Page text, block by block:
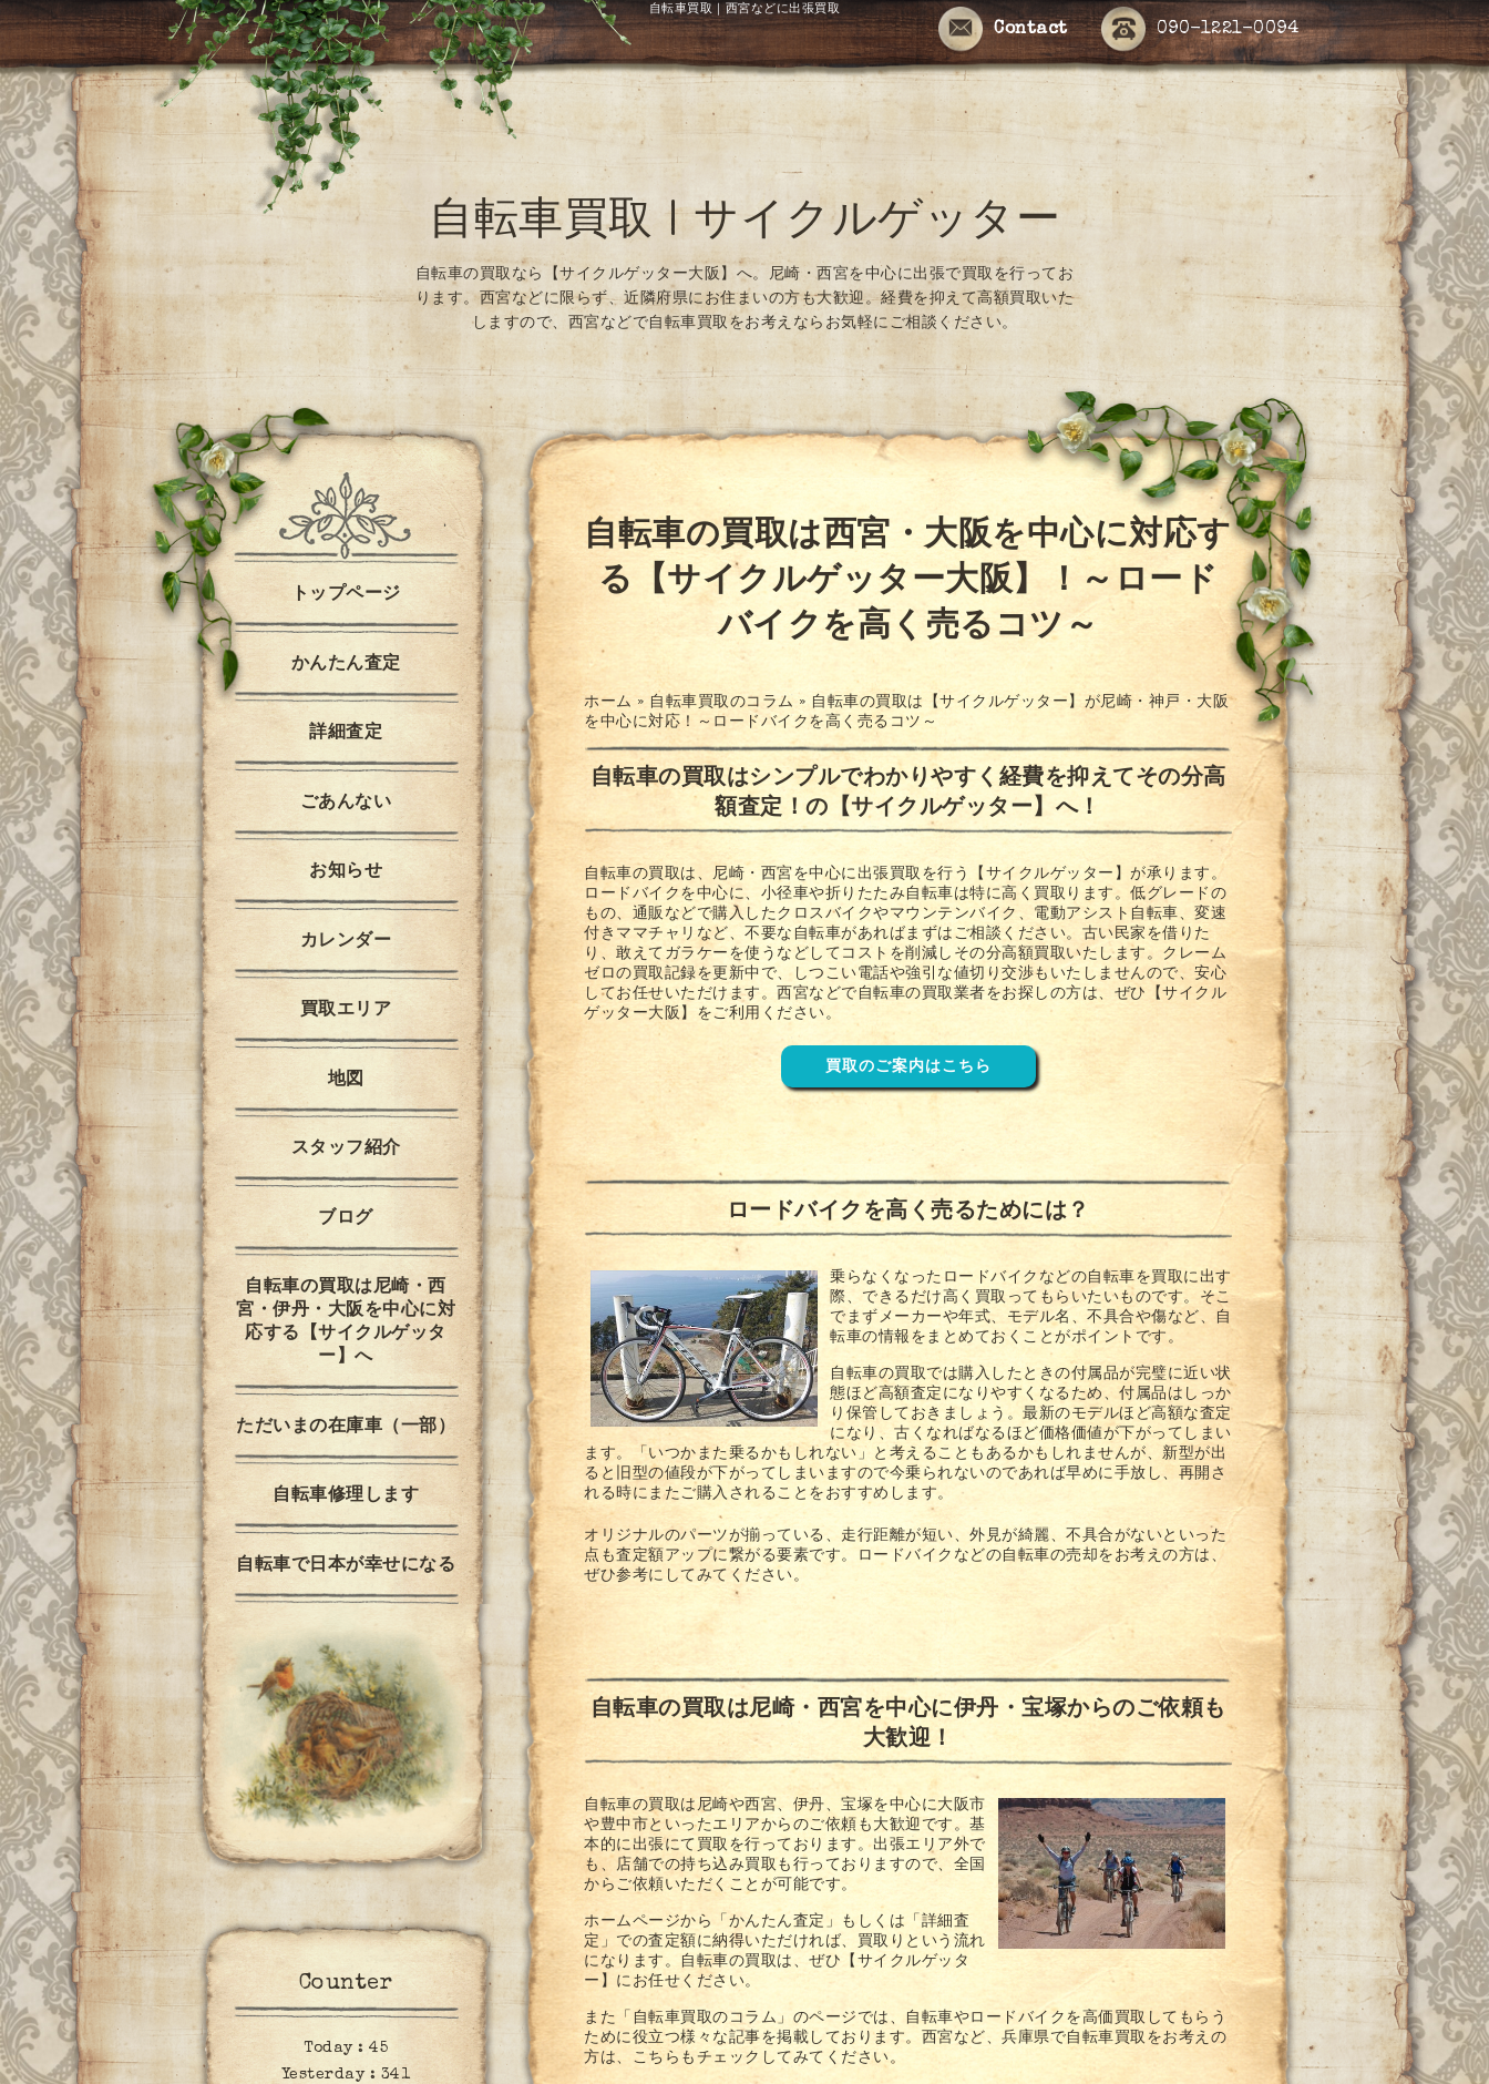
自転車買取｜西宮などに出張買取
090-1221-0094
Contact
自転車買取 | サイクルゲッター
自転車の買取なら【サイクルゲッター大阪】へ。尼崎・西宮を中心に出張で買取を行ってお
ります。西宮などに限らず、近隣府県にお住まいの方も大歓迎。経費を抑えて高額買取いた
しますので、西宮などで自転車買取をお考えならお気軽にご相談ください。
自転車の買取は西宮・大阪を中心に対応す
る【サイクルゲッター大阪】！～ロード
バイクを高く売るコツ～
ホーム » 自転車買取のコラム » 自転車の買取は【サイクルゲッター】が尼崎・神戸・大阪
を中心に対応！～ロードバイクを高く売るコツ～
自転車の買取はシンプルでわかりやすく経費を抑えてその分高
額査定！の【サイクルゲッター】へ！
自転車の買取は、尼崎・ 西宮 を中心に出張買取を行う【サイクルゲッター】が承ります。
ロードバイクを中心に、小径車や折りたたみ自転車は特に高く買取ります。低グレードの
もの、通販などで購入したクロスバイクやマウンテンバイク、電動アシスト自転車、変速
付きママチャリなど、不要な自転車があればまずはご相談ください。古い民家を借りた
り、敢えてガラケーを使うなどしてコストを削減しその分高額買取いたします。クレーム
ゼロの買取記録を更新中で、しつこい電話や強引な値切り交渉もいたしませんので、安心
してお任せいただけます。西宮などで自転車の買取業者をお探しの方は、ぜひ【サイクル
ゲッター大阪】をご利用ください。
買取のご案内はこちら
ロードバイクを高く売るためには？
乗らなくなったロードバイクなどの自転車を買取に出す
際、できるだけ高く買取ってもらいたいものです。そこ
でまずメーカーや年式、モデル名、不具合や傷など、自
転車の情報をまとめておくことがポイントです。
自転車の買取では購入したときの付属品が完璧に近い状
態ほど高額査定になりやすくなるため、付属品はしっか
り保管しておきましょう。最新のモデルほど高額な査定
になり、古くなればなるほど価格価値が下がってしまい
ます。「いつかまた乗るかもしれない」と考えることもあるかもしれませんが、新型が出
ると旧型の値段が下がってしまいますので今乗られないのであれば早めに手放し、再開さ
れる時にまたご購入されることをおすすめします。
オリジナルのパーツが揃っている、走行距離が短い、外見が綺麗、不具合がないといった
点も査定額アップに繋がる要素です。ロードバイクなどの自転車の売却をお考えの方は、
ぜひ参考にしてみてください。
自転車の買取は尼崎・西宮を中心に伊丹・宝塚からのご依頼も
大歓迎！
自転車の買取は尼崎や西宮、伊丹、宝塚を中心に大阪市
や豊中市といったエリアからのご依頼も大歓迎です。基
本的に出張にて買取を行っております。出張エリア外で
も、店舗での持ち込み買取も行っておりますので、全国
からご依頼いただくことが可能です。
ホームページから「かんたん査定」もしくは「詳細査
定」での査定額に納得いただければ、買取りという流れ
になります。自転車の買取は、ぜひ【サイクルゲッタ
ー】にお任せください。
また「 自転車買取のコラム」のページでは、自転車やロードバイクを高価買取してもらう
ために役立つ様々な記事を掲載しております。西宮など、兵庫県で自転車買取をお考えの
方は、こちらもチェックしてみてください。
トップページ
かんたん査定
詳細査定
ごあんない
お知らせ
カレンダー
買取エリア
地図
スタッフ紹介
ブログ
自転車の買取は尼崎・西
宮・伊丹・大阪を中心に対
応する【サイクルゲッタ
ー】へ
ただいまの在庫車（一部）
自転車修理します
自転車で日本が幸せになる
Counter
Today : 45
Yesterday : 341